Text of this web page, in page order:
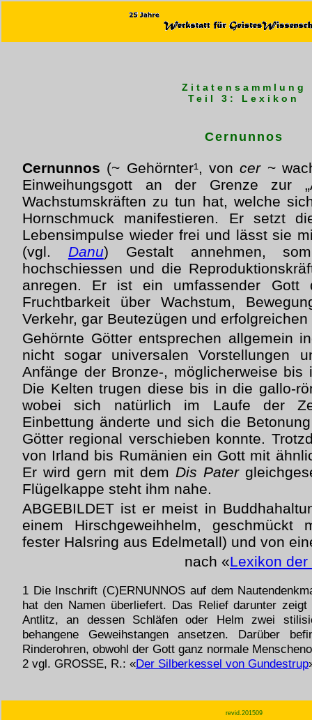
Zitatensammlung
Teil 3: Lexikon
Cernunnos
Cernunnos (~ Gehörnter¹, voncer~
Einweihungsgott an der Grenze zur
Wachstumskräften zu tun hat, welche
Hornschmuck manifestieren. Er setzt
Lebensimpulse wieder frei und lässt sie
(vgl. Danu) Gestalt annehmen,
hochschiessen und die
anregen. Er ist ein umfassender Gott
Fruchtbarkeit über Wachstum,
Verkehr, gar Beutezügen und erfolgreichen
Gehörnte Götter entsprechen allgemein
nicht sogar universalen Vorstellungen
Anfänge der Bronze-, möglicherweise bis
Die Kelten trugen diese bis in die gallo-
wobei sich natürlich im Laufe der
Einbettung änderte und sich die
Götter regional verschieben konnte.
von Irland bis Rumänien ein Gott mit
Er wird gern mit dem Dis Pater
Flügelkappe steht ihm nahe.
ABGEBILDET ist er meist in
einem Hirschgeweihhelm,
fester Halsring aus Edelmetall) und von
nach «Lexikon
1 Die Inschrift (C)ERNUNNOS auf dem
hat den Namen überliefert. Das Relief darunter
Antlitz, an dessen Schläfen oder Helm zwei
behangene Geweihstangen ansetzen. Darüber
Rinderohren, obwohl der Gott ganz normale
2 vgl. GROSSE, R.: «Der Silberkessel von Gundestrup
revid.201509